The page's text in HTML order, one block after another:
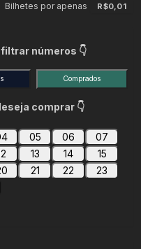
Bilhetes por apenas R$0,01
números 👇
Comprados
comprar 👇
05 06
07
13 14
15
21 22
23